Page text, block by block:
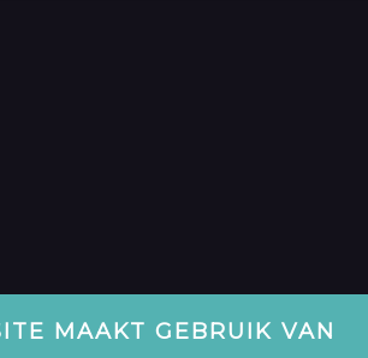
MAAKT GEBRUIK VAN